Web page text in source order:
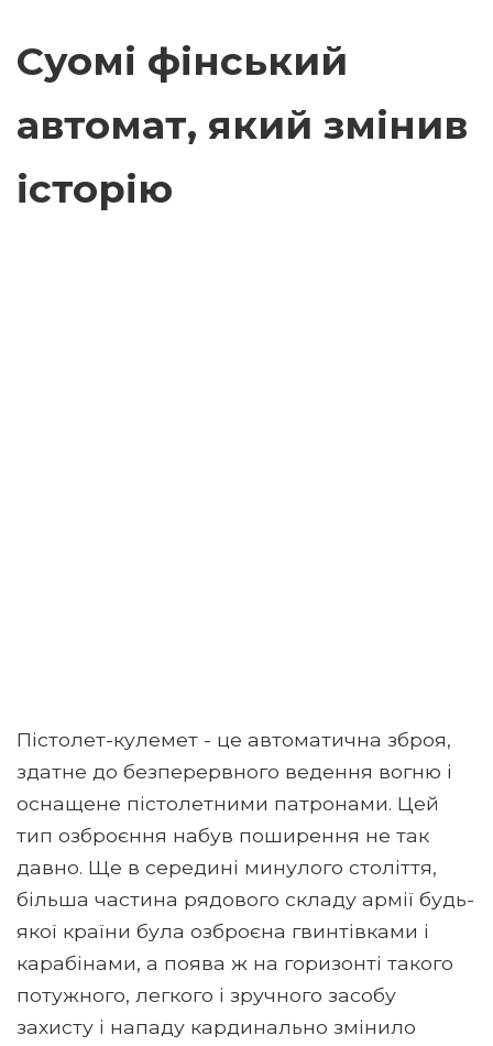
Суомі фінський
автомат, який змінив
історію
Пістолет-кулемет - це автоматична зброя,
здатне до безперервного ведення вогню і
оснащене пістолетними патронами. Цей
тип озброєння набув поширення не так
давно. Ще в середині минулого століття,
більша частина рядового складу армії будь-
якої країни була озброєна гвинтівками і
карабінами, а поява ж на горизонті такого
потужного, легкого і зручного засобу
захисту і нападу кардинально змінило